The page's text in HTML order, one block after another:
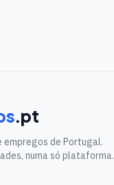
.pt
empregos de Portugal.
numa só plataforma.